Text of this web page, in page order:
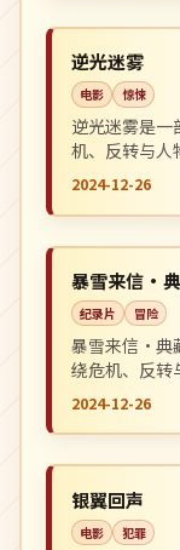
英国
逆光迷雾
电影 惊悚
逆光迷雾是一
机、反转与人
观看。
2024-12-26
美国
暴雪来信·
纪录片 冒险
暴雪来信·典
绕危机、反转
推荐观看。
2024-12-26
韩国
银翼回声
电影 犯罪